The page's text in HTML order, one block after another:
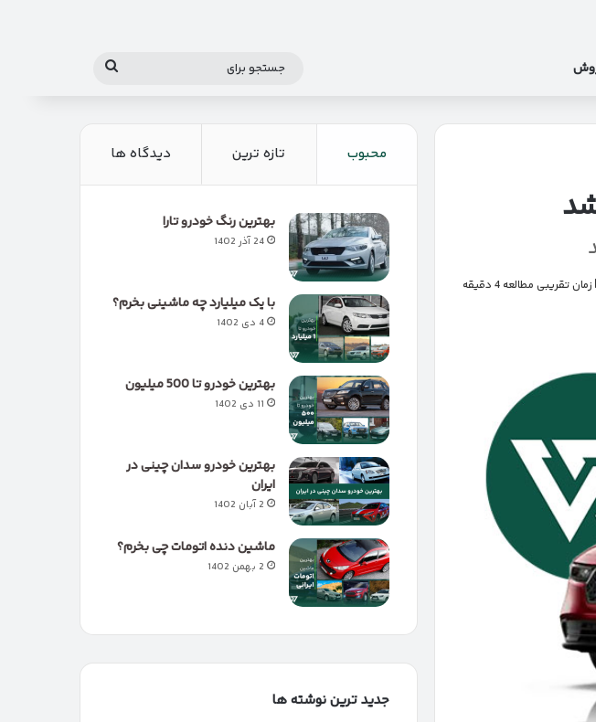
جستجو
زمان تقریبی مطالعه 4 دقیقه
محبوب تازه ترین دیدگاه ها
بهترین رنگ خودرو تارا
24 آذر 1402
با یک میلیارد چه ماشینی بخرم؟
4 دی 1402
بهترین خودرو تا 500 میلیون
11 دی 1402
بهترین خودرو سدان چینی در
ایران
2 آبان 1402
ماشین دنده اتومات چی بخرم؟
2 بهمن 1402
جدید ترین نوشته ها